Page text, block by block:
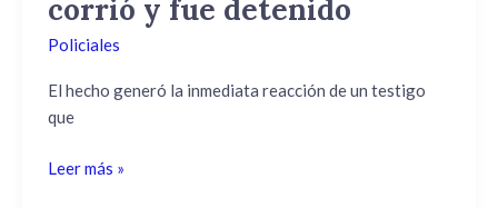
corrió y fue detenido
Policiales
El hecho generó la inmediata reacción de un testigo
que
lo
corrió
fue
detenido
Leer más »